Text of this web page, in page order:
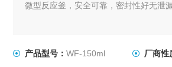
微型反应釜，安全可靠，密封性好无泄漏
产品型号：WF-150ml 厂商性